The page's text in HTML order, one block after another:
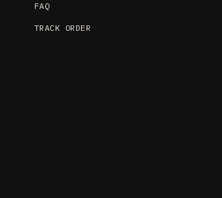
FAQ
TRACK ORDER